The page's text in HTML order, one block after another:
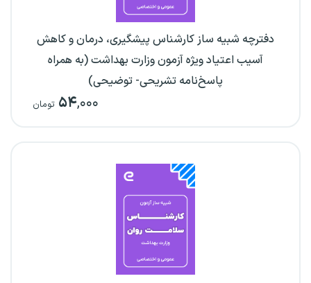
دفترچه شبیه ساز کارشناس پیشگیری، درمان و کاهش
آسیب اعتیاد ویژه آزمون وزارت بهداشت (به همراه
پاسخ‌نامه تشریحی- توضیحی)
۵۴,۰۰۰ تومان